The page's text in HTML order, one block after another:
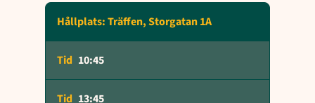
Hållplats: Träffen, Storgatan 1A
10:45
13:45